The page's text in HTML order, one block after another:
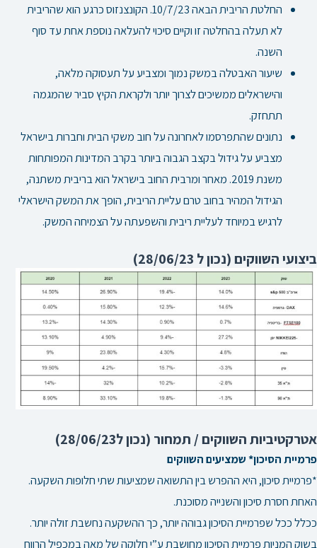
החלטת הריבית הבאה 10/7/23. הקונצנזוס כרגע הוא שהריבית
לא תעלה בהחלטה זו וקיים סיכוי להעלאה נוספת אחת עד סוף
השנה.
שיעור האבטלה במשק נמוך ומצביע על תעסוקה מלאה,
והישראלים ממשיכים לצרוך יותר ולקראת הקיץ סביר שהמגמה
תתחזק.
נתונים שהתפרסמו לאחרונה על חוב משקי הבית וחברות בישראל
מצביע על גידול בקצב הגבוה ביותר בקרב המדינות המפותחות
משנת 2019. מאחר ומרבית החוב בישראל הוא בריבית משתנה,
הגידול המהיר בחוב טרם עליית הריבית, הופך את המשק הישראלי
לרגיש במיוחד לעליית ריבית והשפעתה על הצמיחה המשק.
ביצועי השווקים (נכון ל 28/06/23)
אטרקטיביות השווקים / תמחור (נכון ל28/06/23)
פרמיית הסיכון* שמציעים השווקים
*פרמיית סיכון, היא ההפרש בין התשואה שמציעות שתי חלופות השקעה.
האחת חסרת סיכון והשנייה מסוכנת.
ככלל ככל שפרמיית הסיכון גבוהה יותר, כך ההשקעה נחשבת זולה יותר.
בשוק המניות פרמיית הסיכון מחושבת ע”י חלוקה של מאה במכפיל הרווח